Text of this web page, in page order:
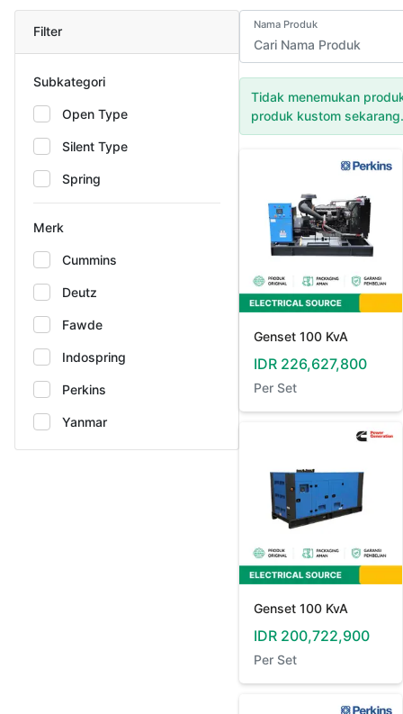
Filter
Subkategori
Open Type
Silent Type
Spring
Merk
Cummins
Deutz
Fawde
Indospring
Perkins
Yanmar
Nama Produk
Tidak menemukan
produk kustom sekarang.
Genset 100 KvA
IDR 226,627,800
Per Set
Genset 100 KvA
IDR 200,722,900
Per Set